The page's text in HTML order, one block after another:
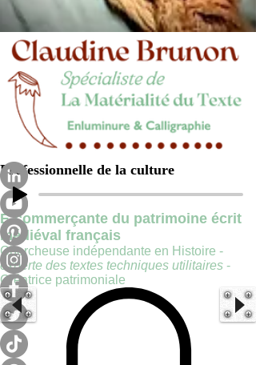
Professionnelle de la culture
E-commerçante du patrimoine écrit
médiéval français
Chercheuse indépendante en Histoire -
experte des textes techniques utilitaires -
Créatrice patrimoniale